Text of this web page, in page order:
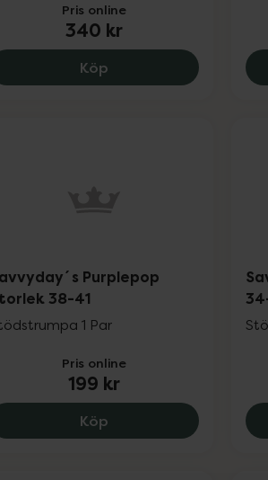
Pris online
340 kr
Köp Savvyday´s Passion
Purplepop
38-41
1 Par
Pris online
199 kr
Köp Savvyday´s